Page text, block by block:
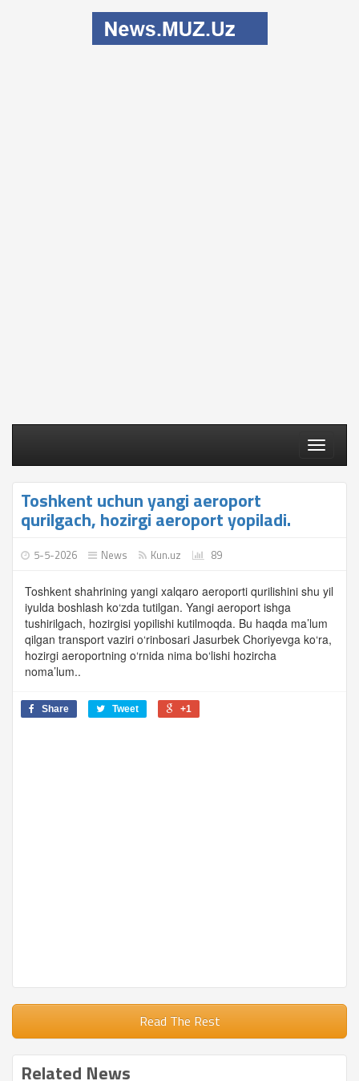
Toggle
Toshkent uchun yangi aeroport
qurilgach, hozirgi aeroport yopiladi.
5-5-2026 News Kun.uz 89
Toshkent shahrining yangi xalqaro aeroporti qurilishini shu yil
iyulda boshlash ko‘zda tutilgan. Yangi aeroport ishga
tushirilgach, hozirgisi yopilishi kutilmoqda. Bu haqda ma’lum
qilgan transport vaziri o‘rinbosari Jasurbek Choriyevga ko‘ra,
hozirgi aeroportning o‘rnida nima bo‘lishi hozircha
noma’lum..
Share Tweet +1
Read The Rest
Related News